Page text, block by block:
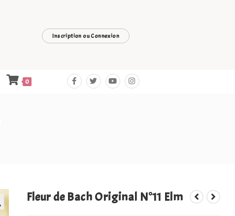
Inscription ou Connexion
0
Fleur de Bach Original N°11 Elm